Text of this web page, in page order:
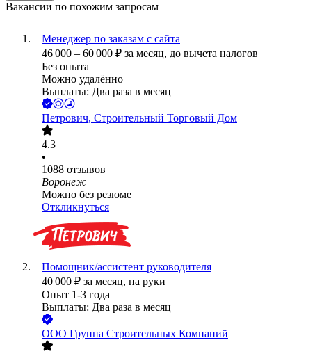
Вакансии по похожим запросам
Менеджер по заказам с сайта
46 000 – 60 000 ₽ за месяц, до вычета налогов
Без опыта
Можно удалённо
Выплаты: Два раза в месяц
Петрович, Строительный Торговый Дом
4.3
•
1088 отзывов
Воронеж
Можно без резюме
Откликнуться
Помощник/ассистент руководителя
40 000 ₽ за месяц, на руки
Опыт 1-3 года
Выплаты: Два раза в месяц
ООО Группа Строительных Компаний